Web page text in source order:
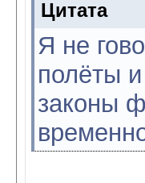
Цитата
Я не
полёты и
законы